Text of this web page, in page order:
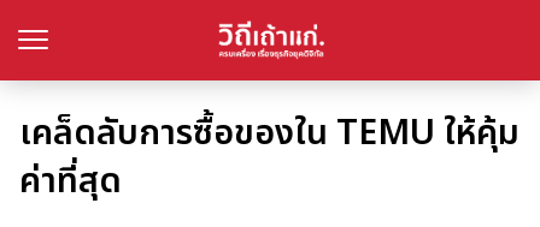
เคล็ดลับการซื้อของใน TEMU ให้คุ้ม
ค่าที่สุด